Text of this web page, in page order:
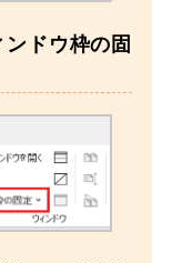
ドウ枠の固